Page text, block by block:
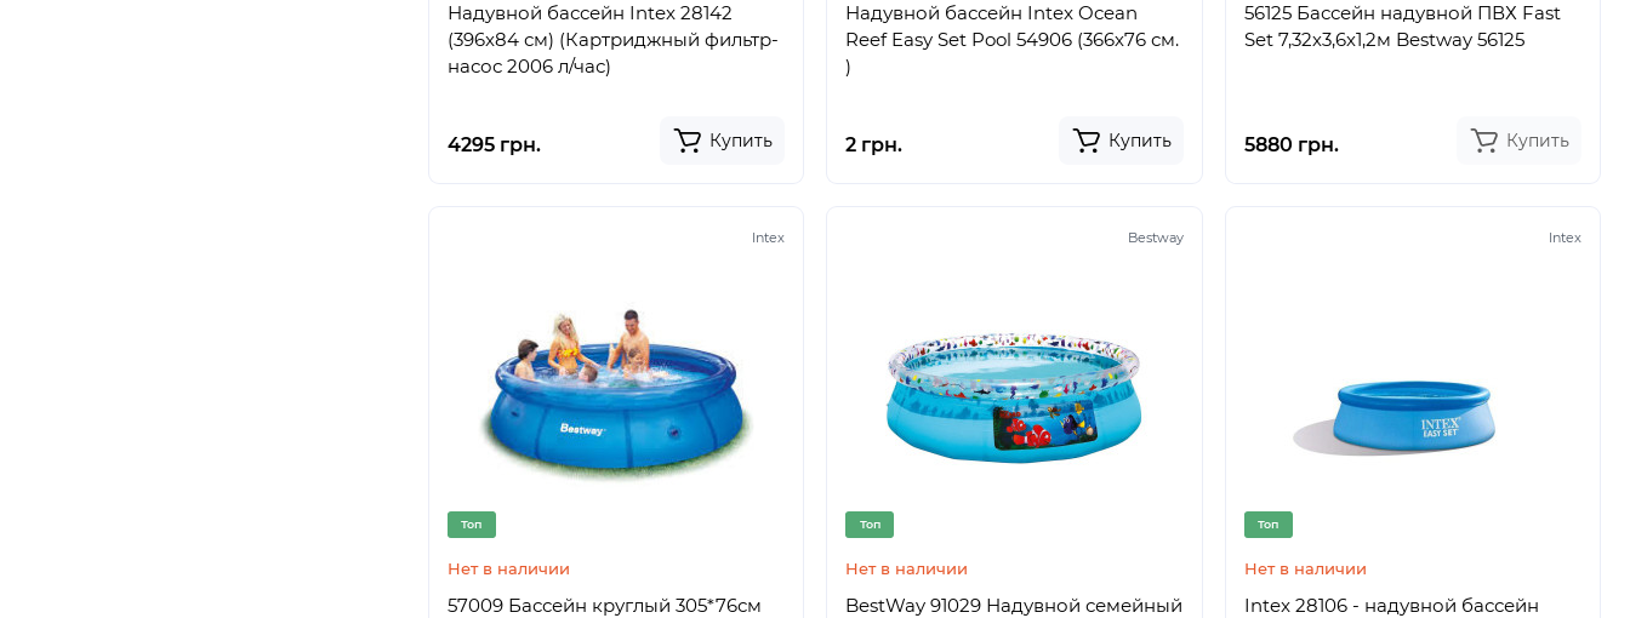
Надувной бассейн Intex 28142
(396x84 см) (Картриджный фильтр-
насос 2006 л/час)
4295 грн. Купить
Надувной бассейн Intex Ocean
Reef Easy Set Pool 54906 (366х76 см.
)
2 грн. Купить
56125 Бассейн надувной ПВХ Fast
Set 7,32х3,6х1,2м Bestway 56125
5880 грн. Купить
Intex
Топ
Нет в наличии
57009 Бассейн круглый 305*76см
Bestway
Топ
Нет в наличии
BestWay 91029 Надувной семейный
Intex
Топ
Нет в наличии
Intex 28106 - надувной бассейн